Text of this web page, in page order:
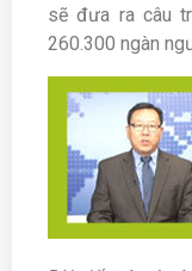
sẽ đưa ra câu
260.300 ngàn